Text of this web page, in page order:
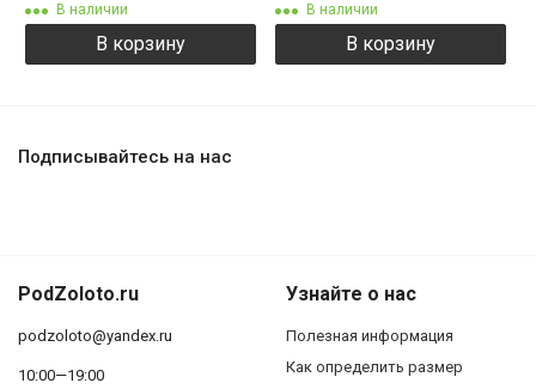
В наличии
В корзину
В наличии
В корзину
Подписывайтесь на нас
PodZoloto.ru
podzoloto@yandex.ru
10:00—19:00
Узнайте о нас
Полезная информация
Как определить размер